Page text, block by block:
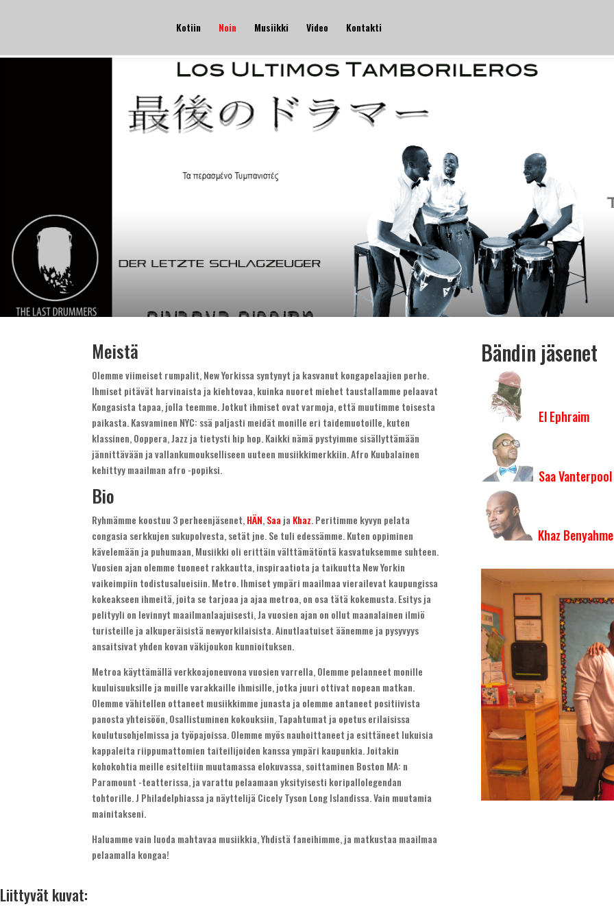
Kotiin Noin Musiikki Video Kontakti
Meistä
Olemme viimeiset rumpalit, New Yorkissa syntynyt ja kasvanut kongapelaajien perhe.
Ihmiset pitävät harvinaista ja kiehtovaa, kuinka nuoret miehet taustallamme pelaavat
Kongasista tapaa, jolla teemme. Jotkut ihmiset ovat varmoja, että muutimme toisesta
paikasta. Kasvaminen NYC: ssä paljasti meidät monille eri taidemuotoille, kuten
klassinen, Ooppera, Jazz ja tietysti hip hop. Kaikki nämä pystyimme sisällyttämään
jännittävään ja vallankumoukselliseen uuteen musiikkimerkkiin. Afro Kuubalainen
kehittyy maailman afro -popiksi.
Bio
Ryhmämme koostuu 3 perheenjäsenet,HÄN,Saa ja Khaz. Peritimme kyvyn pelata
congasia serkkujen sukupolvesta, setät jne. Se tuli edessämme. Kuten oppiminen
kävelemään ja puhumaan, Musiikki oli erittäin välttämätöntä kasvatuksemme suhteen.
Vuosien ajan olemme tuoneet rakkautta, inspiraatiota ja taikuutta New Yorkin
vaikeimpiin todistusalueisiin. Metro. Ihmiset ympäri maailmaa vierailevat kaupungissa
kokeakseen ihmeitä, joita se tarjoaa ja ajaa metroa, on osa tätä kokemusta. Esitys ja
pelityyli on levinnyt maailmanlaajuisesti, Ja vuosien ajan on ollut maanalainen ilmiö
turisteille ja alkuperäisistä newyorkilaisista. Ainutlaatuiset äänemme ja pysyvyys
ansaitsivat yhden kovan väkijoukon kunnioituksen.
Metroa käyttämällä verkkoajoneuvona vuosien varrella, Olemme pelanneet monille
kuuluisuuksille ja muille varakkaille ihmisille, jotka juuri ottivat nopean matkan.
Olemme vähitellen ottaneet musiikkimme junasta ja olemme antaneet positiivista
panosta yhteisöön, Osallistuminen kokouksiin, Tapahtumat ja opetus erilaisissa
koulutusohjelmissa ja työpajoissa. Olemme myös nauhoittaneet ja esittäneet lukuisia
kappaleita riippumattomien taiteilijoiden kanssa ympäri kaupunkia. Joitakin
kohokohtia meille esiteltiin muutamassa elokuvassa, soittaminen Boston MA: n
Paramount -teatterissa, ja varattu pelaamaan yksityisesti koripallolegendan
tohtorille. J Philadelphiassa ja näyttelijä Cicely Tyson Long Islandissa. Vain muutamia
mainitakseni.
Haluamme vain luoda mahtavaa musiikkia, Yhdistä faneihimme, ja matkustaa maailmaa
pelaamalla kongaa!
Bändin jäsenet
El Ephraim
Saa Vanterpool
Khaz
Liittyvät kuvat: